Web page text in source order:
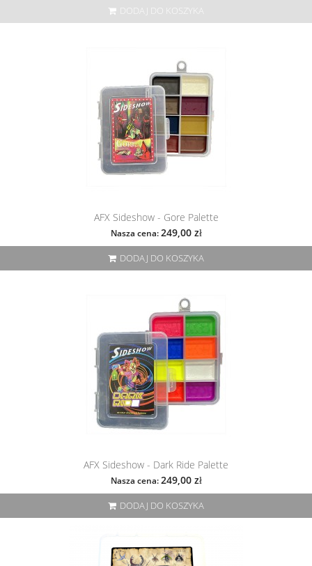
DODAJ DO KOSZYKA
AFX Sideshow - Gore Palette
Nasza cena: 249,00 zł
DODAJ DO KOSZYKA
AFX Sideshow - Dark Ride Palette
Nasza cena: 249,00 zł
DODAJ DO KOSZYKA